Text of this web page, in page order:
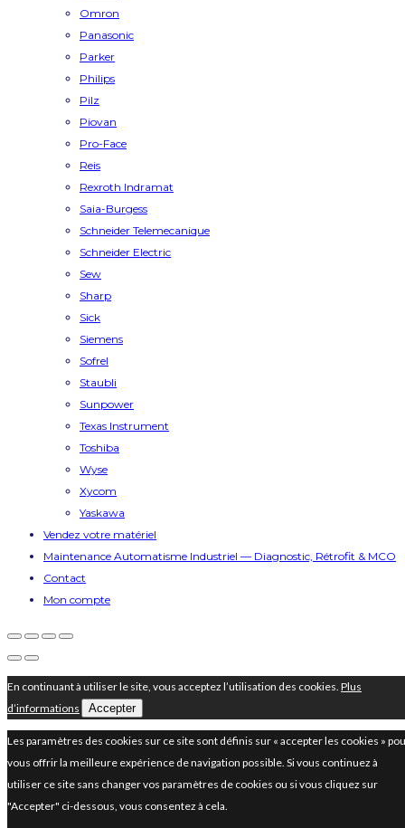
Omron
Panasonic
Parker
Philips
Pilz
Piovan
Pro-Face
Reis
Rexroth Indramat
Saia-Burgess
Schneider Telemecanique
Schneider Electric
Sew
Sharp
Sick
Siemens
Sofrel
Staubli
Sunpower
Texas Instrument
Toshiba
Wyse
Xycom
Yaskawa
Vendez votre matériel
Maintenance Automatisme Industriel — Diagnostic, Rétrofit & MCO
Contact
Mon compte
En continuant à utiliser le site, vous acceptez l’utilisation des cookies. Plus
d’informations
Accepter
Les paramètres des cookies sur ce site sont définis sur « accepter les cookies »
vous offrir la meilleure expérience de navigation possible. Si vous continuez à
utiliser ce site sans changer vos paramètres de cookies ou si vous cliquez sur
"Accepter" ci-dessous, vous consentez à cela.